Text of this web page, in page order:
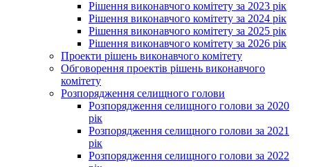
Рішення виконавчого комітету за 2023 рік
Рішення виконавчого комітету за 2024 рік
Рішення виконавчого комітету за 2025 рік
Рішення виконавчого комітету за 2026 рік
Проекти рішень виконавчого комітету
Обговорення проектів рішень виконавчого
комітету
Розпорядження селищного голови
Розпорядження селищного голови за 2020
рік
Розпорядження селищного голови за 2021
рік
Розпорядження селищного голови за 2022